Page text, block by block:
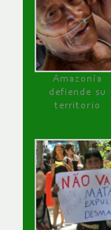
Amazonía
defiende su
territorio